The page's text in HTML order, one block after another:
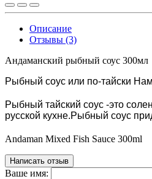
Описание
Отзывы (3)
Андаманский рыбный соус 300мл
Рыбный соус или по-тайски
Рыбный тайский соус -это
русской кухне.Рыбный соус
Andaman Mixed Fish Sauce 300ml
Написать отзыв
Ваше имя: